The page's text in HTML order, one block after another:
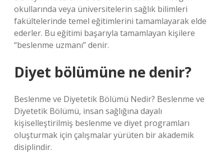
okullarında veya üniversitelerin sağlık bilimleri
fakültelerinde temel eğitimlerini tamamlayarak elde
ederler. Bu eğitimi başarıyla tamamlayan kişilere
“beslenme uzmanı” denir.
Diyet bölümüne ne denir?
Beslenme ve Diyetetik Bölümü Nedir? Beslenme ve
Diyetetik Bölümü, insan sağlığına dayalı
kişiselleştirilmiş beslenme ve diyet programları
oluşturmak için çalışmalar yürüten bir akademik
disiplindir.